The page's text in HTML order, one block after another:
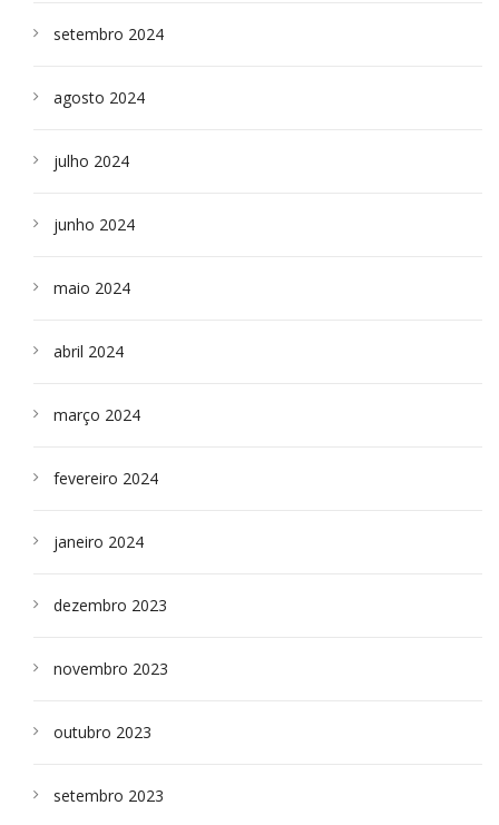
setembro 2024
agosto 2024
julho 2024
junho 2024
maio 2024
abril 2024
março 2024
fevereiro 2024
janeiro 2024
dezembro 2023
novembro 2023
outubro 2023
setembro 2023